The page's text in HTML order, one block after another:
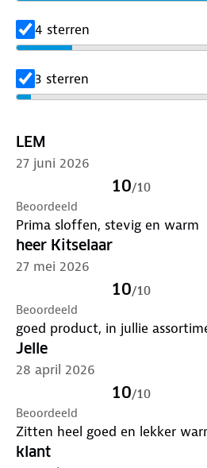
4 sterren
3 sterren
LEM
27 juni 2026
10/10
Beoordeeld
Prima sloffen, stevig en warm
heer Kitselaar
27 mei 2026
10/10
Beoordeeld
goed product, in jullie
Jelle
28 april 2026
10/10
Beoordeeld
Zitten heel goed en lekker
klant